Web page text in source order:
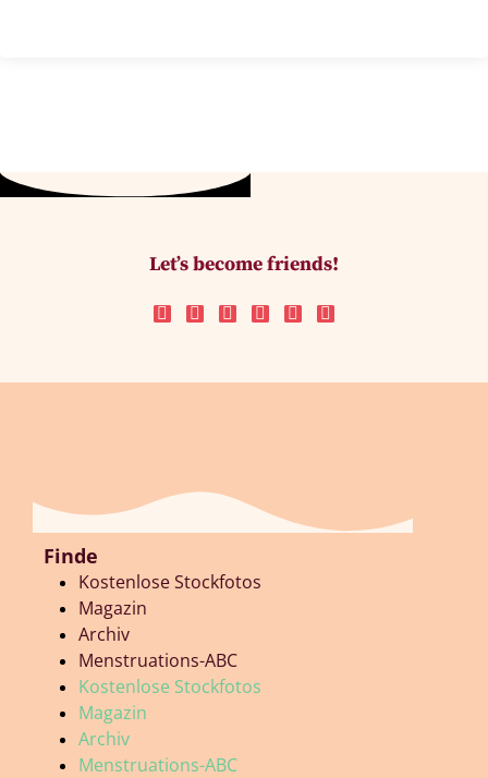
Let’s become friends!
Finde
Kostenlose Stockfotos
Magazin
Archiv
Menstruations-ABC
Kostenlose Stockfotos
Magazin
Archiv
Menstruations-ABC